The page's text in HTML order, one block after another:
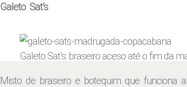
Galeto Sat’s
Galeto Sat’s: braseiro aceso até o fim da
Misto de braseiro e botequim que funciona